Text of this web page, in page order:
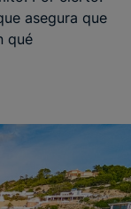
asegura que
qué